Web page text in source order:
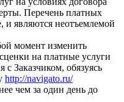
Перечень платных
и являются неотъемлемой
момент изменить
на платные услуги
с Заказчиком, обязуясь
http://navigato.ru/
чем за один день до